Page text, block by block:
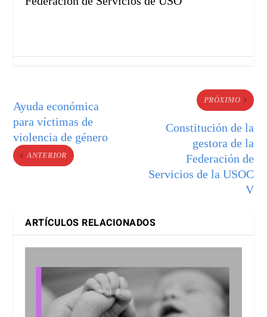
Ayuda económica
para víctimas de
violencia de género
ANTERIOR
PRÓXIMO
Constitución de la
gestora de la
Federación de
Servicios de la USOC
V
ARTÍCULOS RELACIONADOS